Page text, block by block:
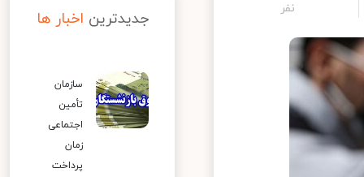
نفر
جدیدترین اخبار ها
سازمان
تأمین
اجتماعی
زمان
پرداخت